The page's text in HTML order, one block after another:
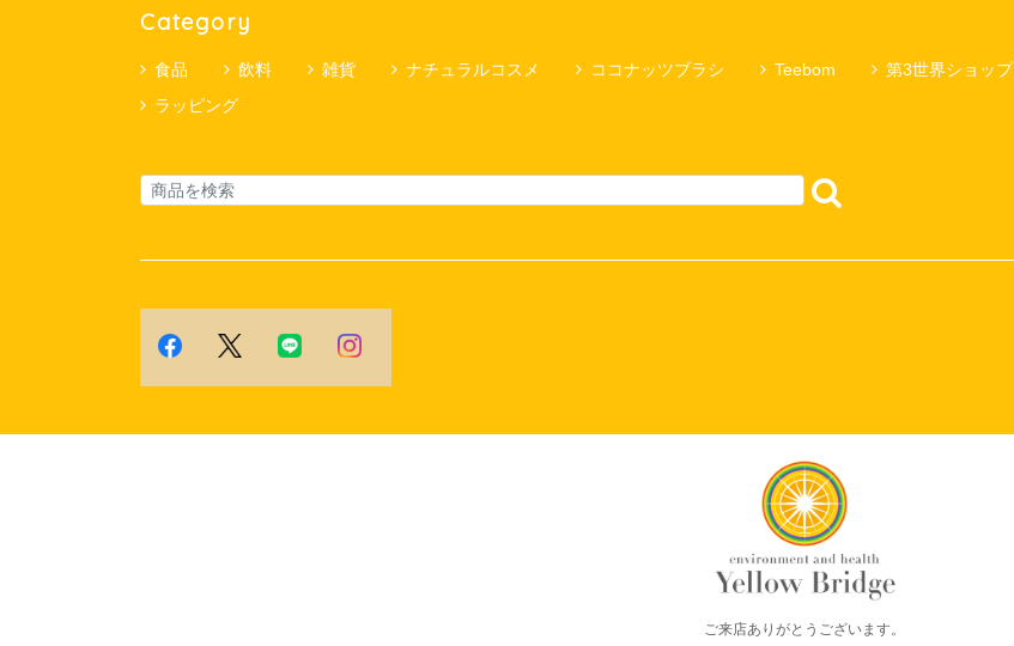
Category
食品 飲料 雑貨 ナチュラルコスメ ココナッツブラシ Teebom 第3世界ショップ
ラッピング
ご来店ありがとうございます。